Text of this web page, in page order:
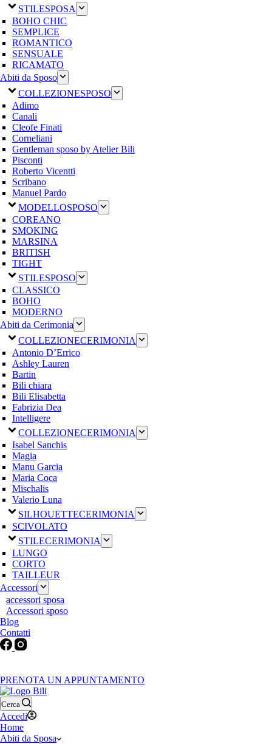
STILESPOSA
BOHO CHIC
SEMPLICE
ROMANTICO
SENSUALE
RICAMATO
Abiti da Sposo
COLLEZIONESPOSO
Adimo
Canali
Cleofe Finati
Corneliani
Gentleman sposo by Atelier Bili
Pisconti
Roberto Vicentti
Scribano
Manuel Pardo
MODELLOSPOSO
COREANO
SMOKING
MARSINA
BRITISH
TIGHT
STILESPOSO
CLASSICO
BOHO
MODERNO
Abiti da Cerimonia
COLLEZIONECERIMONIA
Antonio D’Errico
Ashley Lauren
Bartin
Bili chiara
Bili Elisabetta
Fabrizia Dea
Intelligere
COLLEZIONECERIMONIA
Isabel Sanchis
Magia
Manu Garcia
Maria Coca
Mischalis
Valerio Luna
SILHOUETTECERIMONIA
SCIVOLATO
STILECERIMONIA
LUNGO
CORTO
TAILLEUR
Accessori
accessori sposa
Accessori sposo
Blog
Contatti
PRENOTA UN APPUNTAMENTO
Cerca
Accedi
Home
Abiti da Sposa